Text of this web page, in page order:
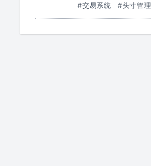
#交易系统 #头寸管理